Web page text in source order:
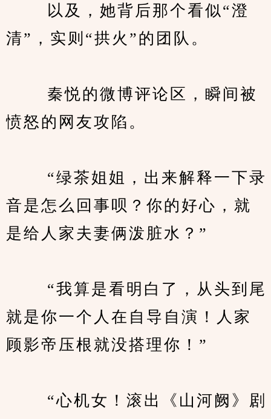
以及，她背后那个看似“澄
清”，实则“拱火”的团队。
秦悦的微博评论区，瞬间被
愤怒的网友攻陷。
“绿茶姐姐，出来解释一下录
音是怎么回事呗？你的好心，就
是给人家夫妻俩泼脏水？”
“我算是看明白了，从头到尾
就是你一个人在自导自演！人家
顾影帝压根就没搭理你！”
“心机女！滚出《山河阙》剧